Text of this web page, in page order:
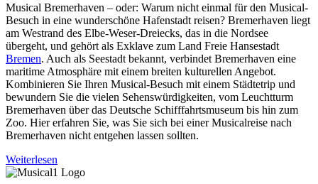
Musical Bremerhaven – oder: Warum nicht einmal für den Musical-
Besuch in eine wunderschöne Hafenstadt reisen? Bremerhaven liegt
am Westrand des Elbe-Weser-Dreiecks, das in die Nordsee
übergeht, und gehört als Exklave zum Land Freie Hansestadt
Bremen. Auch als Seestadt bekannt, verbindet Bremerhaven eine
maritime Atmosphäre mit einem breiten kulturellen Angebot.
Kombinieren Sie Ihren Musical-Besuch mit einem Städtetrip und
bewundern Sie die vielen Sehenswürdigkeiten, vom Leuchtturm
Bremerhaven über das Deutsche Schifffahrtsmuseum bis hin zum
Zoo. Hier erfahren Sie, was Sie sich bei einer Musicalreise nach
Bremerhaven nicht entgehen lassen sollten.
Weiterlesen